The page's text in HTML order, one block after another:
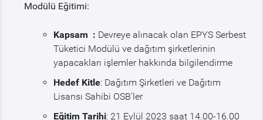
Modülü Eğitimi:
Kapsam : Devreye alınacak olan EPYS Serbest
Tüketici Modülü ve dağıtım şirketlerinin
yapacakları işlemler hakkında bilgilendirme
Hedef Kitle: Dağıtım Şirketleri ve Dağıtım
Lisansı Sahibi OSB’ler
Eğitim Tarihi: 21 Eylül 2023 saat 14.00-16.00